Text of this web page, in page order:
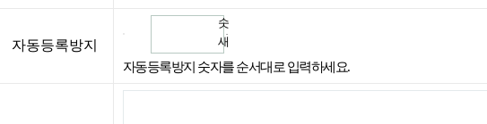
자동등록방지
숫
자
음
성
새
로
고
침
자동등록방지 숫자를 순서대로 입력하세요.